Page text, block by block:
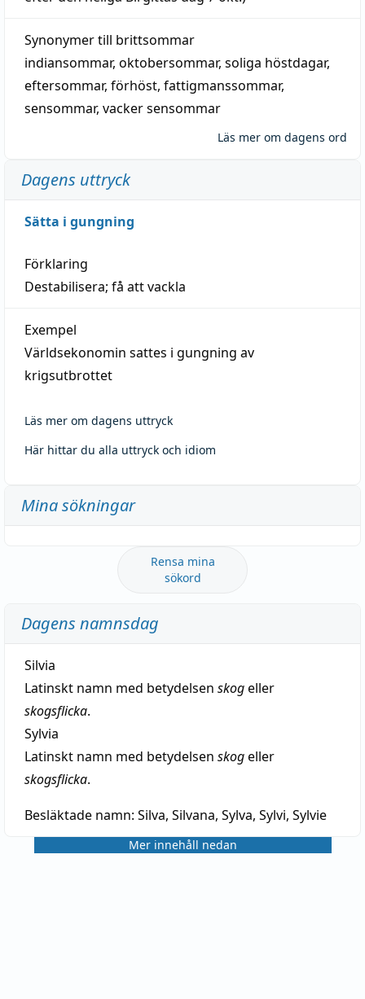
Synonymer till brittsommar
indiansommar, oktobersommar, soliga höstdagar,
eftersommar, förhöst, fattigmanssommar,
sensommar, vacker sensommar
Läs mer om dagens ord
Dagens uttryck
Sätta i gungning
Förklaring
Destabilisera; få att vackla
Exempel
Världsekonomin sattes i gungning av
krigsutbrottet
Läs mer om dagens uttryck
Här hittar du alla uttryck och idiom
Mina sökningar
Rensa mina
sökord
Dagens namnsdag
Silvia
Latinskt namn med betydelsen skogeller
skogsflicka.
Sylvia
Latinskt namn med betydelsen skogeller
skogsflicka.
Besläktade namn: Silva, Silvana, Sylva, Sylvi, Sylvie
Mer innehåll nedan